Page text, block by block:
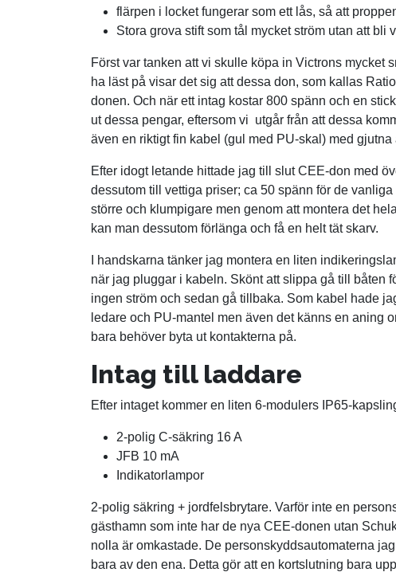
flärpen i locket fungerar som ett lås, så att
Stora grova stift som tål mycket ström utan att bli
Först var tanken att vi skulle köpa in Victrons mycket
ha läst på visar det sig att dessa don, som kallas
donen. Och när ett intag kostar 800 spänn och en
ut dessa pengar, eftersom vi utgår från att dessa
även en riktigt fin kabel (gul med PU-skal) med
Efter idogt letande hittade jag till slut CEE-don med
dessutom till vettiga priser; ca 50 spänn för de
större och klumpigare men genom att montera det
kan man dessutom förlänga och få en helt tät skarv.
I handskarna tänker jag montera en liten
när jag pluggar i kabeln. Skönt att slippa gå till båten
ingen ström och sedan gå tillbaka. Som kabel hade
ledare och PU-mantel men även det känns en aning
bara behöver byta ut kontakterna på.
Intag till laddare
Efter intaget kommer en liten 6-modulers IP65-
2-polig C-säkring 16 A
JFB 10 mA
Indikatorlampor
2-polig säkring + jordfelsbrytare. Varför inte en
gästhamn som inte har de nya CEE-donen utan
nolla är omkastade. De personskyddsautomaterna
bara av den ena. Detta gör att en kortslutning bara